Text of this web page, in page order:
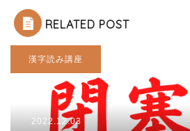
RELATED POST
漢字読み講座
2022.12.03